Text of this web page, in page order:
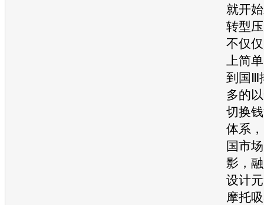
就开
转型
不仅
上简
到国Ⅲ
多的
切换
体系
国市
影，
设计
摩托